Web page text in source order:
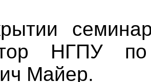
НГПУ
Майер.